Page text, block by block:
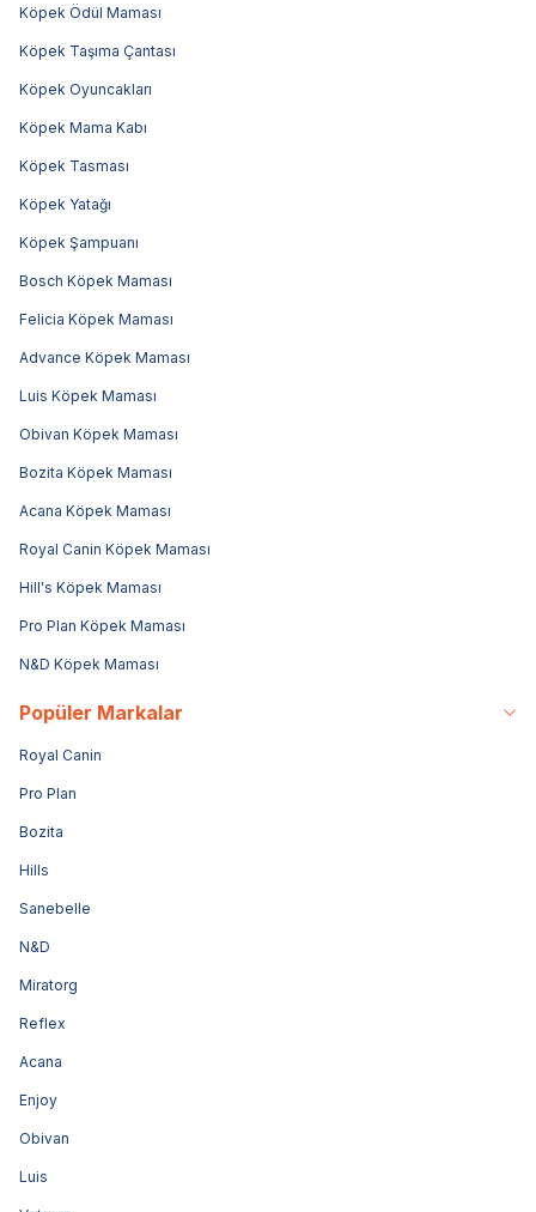
Köpek Ödül Maması
Köpek Taşıma Çantası
Köpek Oyuncakları
Köpek Mama Kabı
Köpek Tasması
Köpek Yatağı
Köpek Şampuanı
Bosch Köpek Maması
Felicia Köpek Maması
Advance Köpek Maması
Luis Köpek Maması
Obivan Köpek Maması
Bozita Köpek Maması
Acana Köpek Maması
Royal Canin Köpek Maması
Hill's Köpek Maması
Pro Plan Köpek Maması
N&D Köpek Maması
Popüler Markalar
Royal Canin
Pro Plan
Bozita
Hills
Sanebelle
N&D
Miratorg
Reflex
Acana
Enjoy
Obivan
Luis